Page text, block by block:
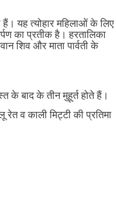
यह त्योहार महिलाओं के लिए
का प्रतीक है। हरतालिका
शिव और माता पार्वती के
के बाद के तीन मुहूर्त होते हैं।
व काली मिट्टी की प्रतिमा